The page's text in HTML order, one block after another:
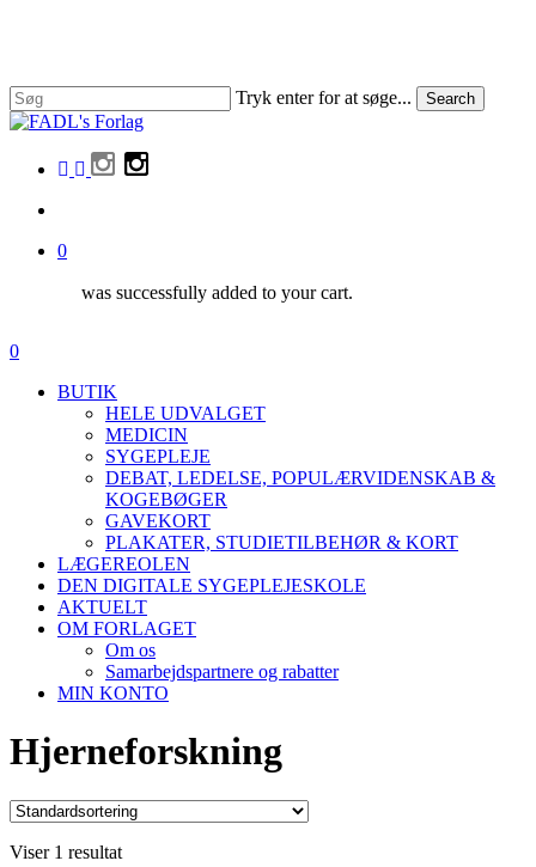
content
Tryk enter for at søge... Search
Close
facebook
linkedin
instagram
0
was successfully added to your cart.
Menu
search
0
BUTIK
HELE UDVALGET
MEDICIN
SYGEPLEJE
DEBAT, LEDELSE, POPULÆRVIDENSKAB &
KOGEBØGER
GAVEKORT
PLAKATER, STUDIETILBEHØR & KORT
LÆGEREOLEN
DEN DIGITALE SYGEPLEJESKOLE
AKTUELT
OM FORLAGET
Om os
Samarbejdspartnere og rabatter
MIN KONTO
Hjerneforskning
Viser 1 resultat